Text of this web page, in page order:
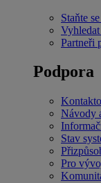
Staňte
Vyhledat
Partneři
Podpora
Návody
Stav
Pro